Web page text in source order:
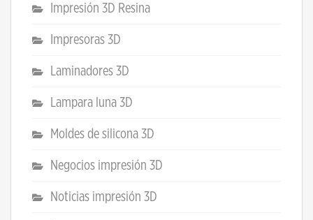
Impresión 3D Resina
Impresoras 3D
Laminadores 3D
Lampara luna 3D
Moldes de silicona 3D
Negocios impresión 3D
Noticias impresión 3D